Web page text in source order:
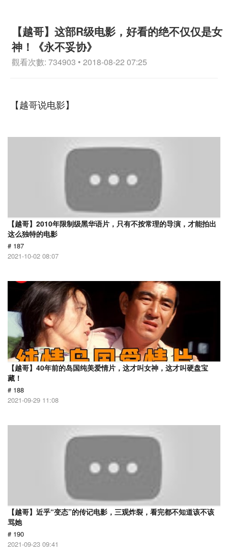
【越哥】这部R级电影，好看的绝不仅仅是女
神！《永不妥协》
觀看次數: 734903 • 2018-08-22 07:25
【越哥说电影】
【越哥】2010年限制级黑华语片，只有不按常理的导演，才能拍出
这么独特的电影
# 187
2021-10-02 08:07
【越哥】40年前的岛国纯美爱情片，这才叫女神，这才叫硬盘宝
藏！
# 188
2021-09-29 11:08
【越哥】近乎“变态”的传记电影，三观炸裂，看完都不知道该不该
骂她
# 190
2021-09-23 09:41